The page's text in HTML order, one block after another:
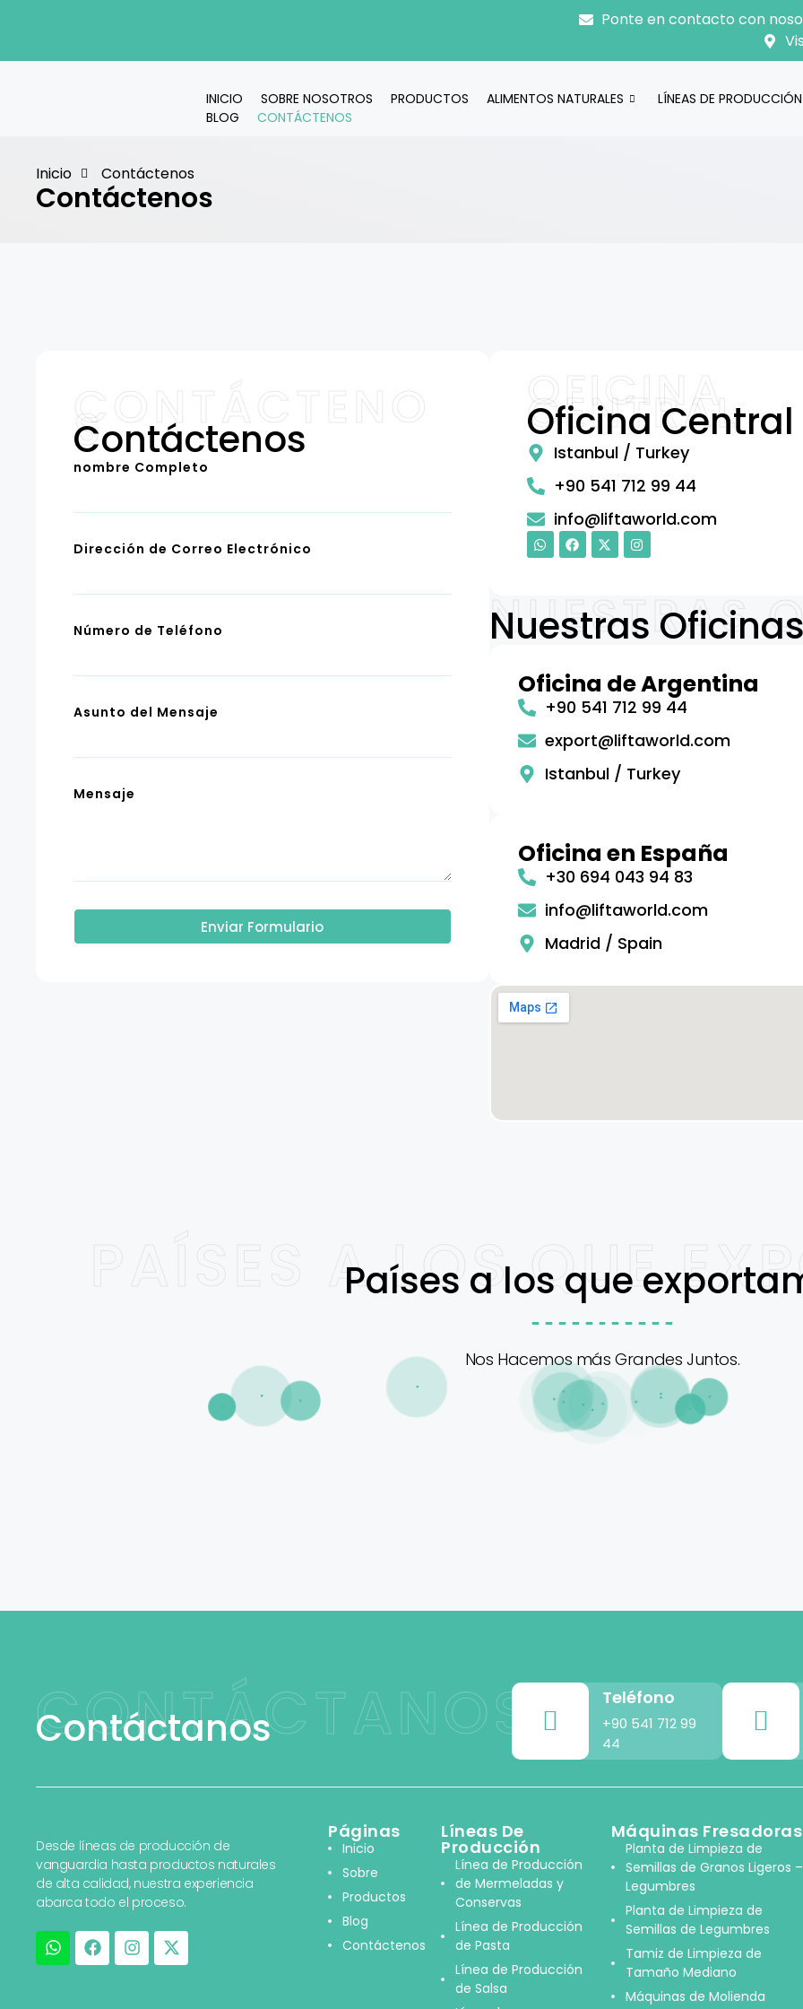
Ponte en contacto con
INICIO SOBRE NOSOTROS PRODUCTOS ALIMENTOS NATURALES LÍNEAS DE PRODUCCIÓN
BLOG
CONTÁCTENOS
Inicio Contáctenos
Contáctenos
CONTÁCTENO
S
Contáctenos
nombre Completo
Dirección de Correo Electrónico
Número de Teléfono
Asunto del Mensaje
Mensaje
Enviar Formulario
OFICINA
CENTRAL
Oficina Central
Istanbul / Turkey
+90 541 712 99 44
info@liftaworld.com
NUESTRAS
Nuestras Oficinas
Oficina de Argentina
+90 541 712 99 44
export@liftaworld.com
Istanbul / Turkey
Oficina en España
+30 694 043 94 83
info@liftaworld.com
Madrid / Spain
PAÍSES A LOS QUE
Países a los que
Nos Hacemos más Grandes Juntos.
CONTÁCTANOS
Contáctanos
Teléfono
+90 541 712 99
44
Desde líneas de producción de
vanguardia hasta productos naturales
de alta calidad, nuestra experiencia
abarca todo el proceso.
Páginas
Inicio
Sobre
Productos
Blog
Contáctenos
Líneas De
Producción
Línea de Producción
de Mermeladas y
Conservas
Línea de Producción
de Pasta
Línea de Producción
de Salsa
Máquinas Fresadoras
Planta de Limpieza de
Semillas de Granos Ligeros –
Legumbres
Planta de Limpieza de
Semillas de Legumbres
Tamiz de Limpieza de
Tamaño Mediano
Máquinas de Molienda